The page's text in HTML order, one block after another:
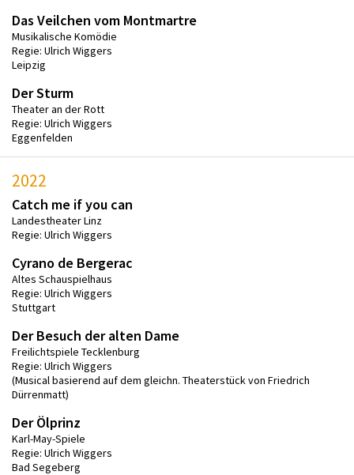
Das Veilchen vom Montmartre
Musikalische Komödie
Regie: Ulrich Wiggers
Leipzig
Der Sturm
Theater an der Rott
Regie: Ulrich Wiggers
Eggenfelden
2022
Catch me if you can
Landestheater Linz
Regie: Ulrich Wiggers
Cyrano de Bergerac
Altes Schauspielhaus
Regie: Ulrich Wiggers
Stuttgart
Der Besuch der alten Dame
Freilichtspiele Tecklenburg
Regie: Ulrich Wiggers
(Musical basierend auf dem gleichn. Theaterstück von Friedrich
Dürrenmatt)
Der Ölprinz
Karl-May-Spiele
Regie: Ulrich Wiggers
Bad Segeberg